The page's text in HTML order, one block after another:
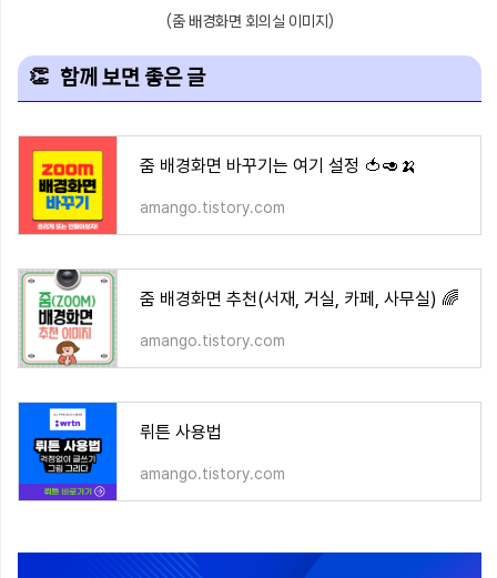
(줌 배경화면 회의실 이미지)
함께 보면 좋은 글
줌 배경화면 바꾸기는 여기 설정 🍅🥑🍌
amango.tistory.com
줌 배경화면 추천(서재, 거실, 카페, 사무실) 🌈
amango.tistory.com
뤼튼 사용법
amango.tistory.com